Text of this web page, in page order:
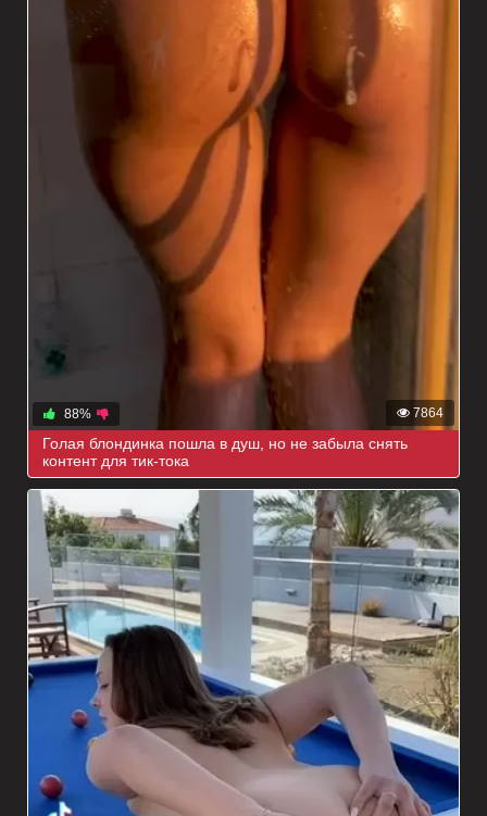
7864
88%
Голая блондинка пошла в душ, но не забыла снять
контент для тик-тока